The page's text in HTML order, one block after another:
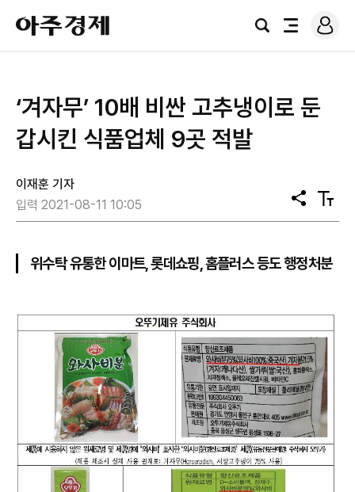
아
주
경
검
전
로
그
‘겨자무’ 10배 비싼 고추냉이로 둔
갑시킨 식품업체 9곳 적발
이재훈 기자
입력 2021-08-11 10:05
공
유
텍
스
기
위수탁 유통한 이마트, 롯데쇼핑, 홈플러스 등도 행정처분